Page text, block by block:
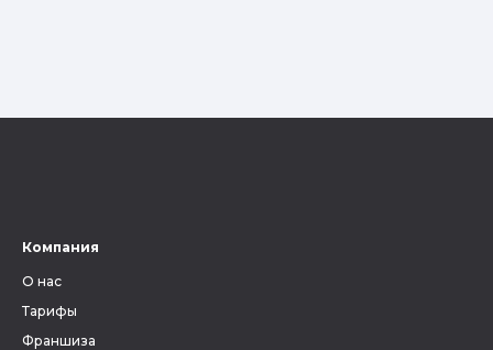
Компания
О нас
Тарифы
Франшиза